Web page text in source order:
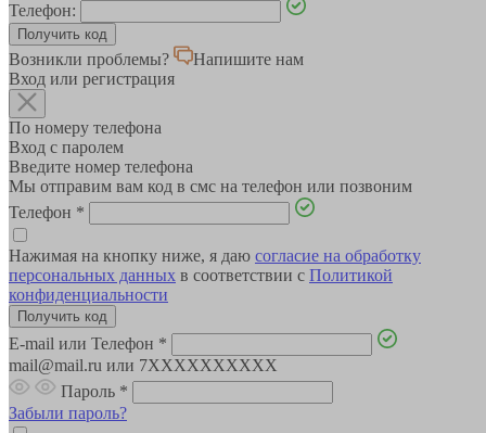
Телефон:
Возникли проблемы?
Напишите нам
Вход или регистрация
По номеру телефона
Вход с паролем
Введите номер телефона
Мы отправим вам код в смс на телефон или позвоним
Телефон *
Нажимая на кнопку ниже, я даю согласие на обработку
персональных данных в соответствии с Политикой
конфиденциальности
E-mail или Телефон *
mail@mail.ru или 7XXXXXXXXXX
Пароль *
Забыли пароль?